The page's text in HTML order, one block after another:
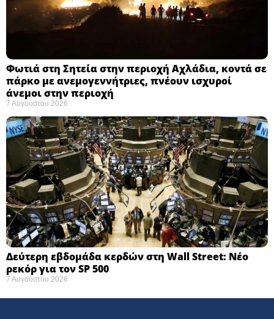
Φωτιά στη Σητεία στην περιοχή Αχλάδια, κοντά σε
πάρκο με ανεμογεννήτριες, πνέουν ισχυροί
άνεμοι στην περιοχή
7 Αυγούστου 2026
Δεύτερη εβδομάδα κερδών στη Wall Street: Νέο
ρεκόρ για τον SP 500
7 Αυγούστου 2026